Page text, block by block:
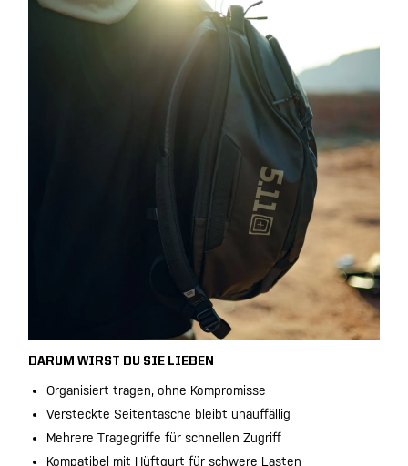
DARUM WIRST DU SIE LIEBEN
Organisiert tragen, ohne Kompromisse
Versteckte Seitentasche bleibt unauffällig
Mehrere Tragegriffe für schnellen Zugriff
Kompatibel mit Hüftgurt für schwere Lasten